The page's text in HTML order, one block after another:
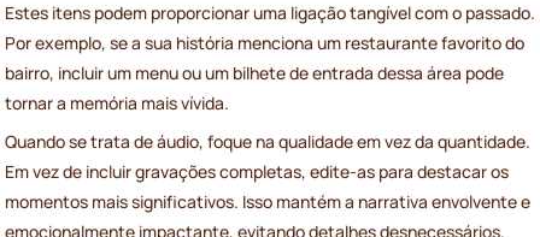
Estes itens podem proporcionar uma ligação tangível com o passado.
Por exemplo, se a sua história menciona um restaurante favorito do
bairro, incluir um menu ou um bilhete de entrada dessa área pode
tornar a memória mais vívida.
Quando se trata de áudio, foque na qualidade em vez da quantidade.
Em vez de incluir gravações completas, edite-as para destacar os
momentos mais significativos. Isso mantém a narrativa envolvente e
emocionalmente impactante, evitando detalhes desnecessários.